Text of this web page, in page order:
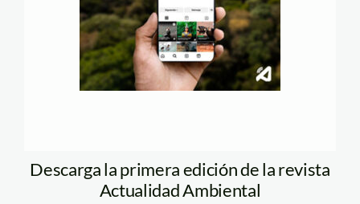
Descarga la primera edición de la revista
Actualidad Ambiental